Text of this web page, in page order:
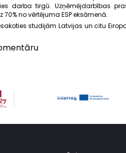
darba tirgū. Uzņēmējdarbības
no vērtējuma ESP eksāmenā.
studijām Latvijas un citu